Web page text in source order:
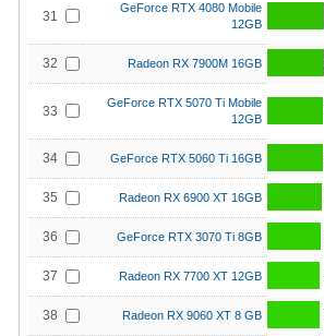
31
GeForce RTX 4080 Mobile
12GB
32 Radeon RX 7900M 16GB
33
GeForce RTX 5070 Ti Mobile
12GB
34 GeForce RTX 5060 Ti 16GB
35 Radeon RX 6900 XT 16GB
36 GeForce RTX 3070 Ti 8GB
37 Radeon RX 7700 XT 12GB
38 Radeon RX 9060 XT 8 GB